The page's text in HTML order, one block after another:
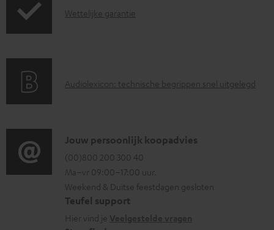
n
e
n
r
m
a
t
i
G
n
e
i
n
f
o
Wettelijke garantie
A
i
o
g
l
o
Audiolexicon: technische begrippen snel uitgelegd
C
o
n
t
a
Jouw persoonlijk koopadvies
(00)800 200 300 40
Ma–vr 09:00–17:00 uur.
Weekend & Duitse feestdagen gesloten
Teufel support
Hier vind je